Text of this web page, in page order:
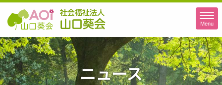
社会福祉法人山口葵会
Menu
ニュース